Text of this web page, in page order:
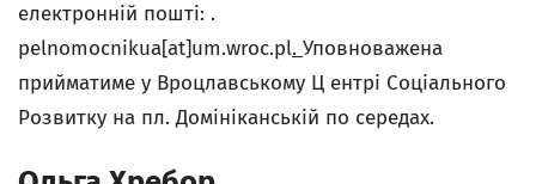
електронній пошті: .
pelnomocnikua[at]um.wroc.pl. Уповноважена
прийматиме у Вроцлавському Ц ентрі Cоціального
Pозвитку на пл. Домініканськiй по середах.